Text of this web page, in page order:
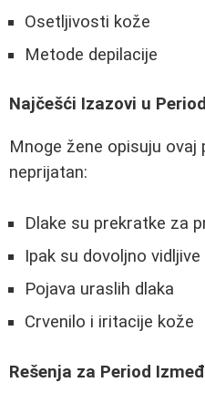
Osetljivosti kože
Metode depilacije
Najčešći Izazovi u
Mnoge žene opisuju ovaj
neprijatan:
Dlake su prekratke za
Ipak su dovoljno
Pojava uraslih dlaka
Crvenilo i iritacije kože
Rešenja za Period